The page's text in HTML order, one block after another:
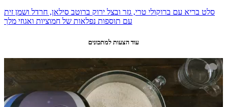
סלט בריא עם ברוקולי טרי, גזר ובצל ירוק ברוטב סילאן, חרדל ושמן זית
עם תוספות נפלאות של חמוציות ואגוזי מלך
עוד הצעות למתכונים